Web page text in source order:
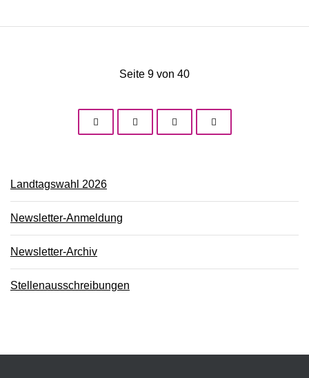
Seite 9 von 40
Landtagswahl 2026
Newsletter-Anmeldung
Newsletter-Archiv
Stellenausschreibungen